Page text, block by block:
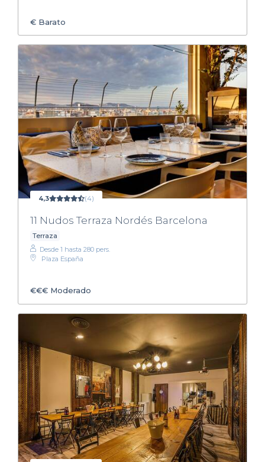
€ Barato
4,3 (4)
11 Nudos Terraza Nordés Barcelona
Terraza
Desde 1 hasta 280 pers.
Plaza España
€€€ Moderado